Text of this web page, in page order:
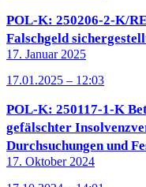
POL-K: 250206-2-K/
Falschgeld
17. Januar 2025
17.01.2025 – 12:03
POL-K: 250117-1-K
gefälschter
Durchsuchungen und
17. Oktober 2024